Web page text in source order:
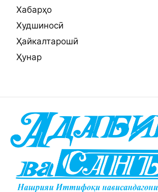
Хабарҳо
Худшиносӣ
Ҳайкалтарошӣ
Ҳунар